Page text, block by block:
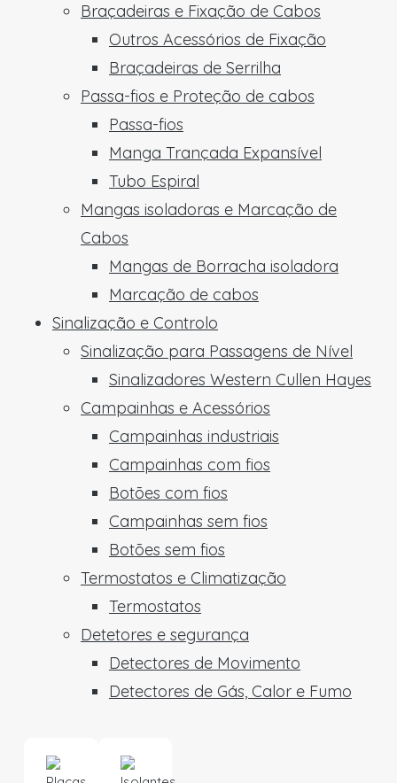
Braçadeiras e Fixação de Cabos
Outros Acessórios de Fixação
Braçadeiras de Serrilha
Passa-fios e Proteção de cabos
Passa-fios
Manga Trançada Expansível
Tubo Espiral
Mangas isoladoras e Marcação de
Cabos
Mangas de Borracha isoladora
Marcação de cabos
Sinalização e Controlo
Sinalização para Passagens de Nível
Sinalizadores Western Cullen Hayes
Campainhas e Acessórios
Campainhas industriais
Campainhas com fios
Botões com fios
Campainhas sem fios
Botões sem fios
Termostatos e Climatização
Termostatos
Detetores e segurança
Detectores de Movimento
Detectores de Gás, Calor e Fumo